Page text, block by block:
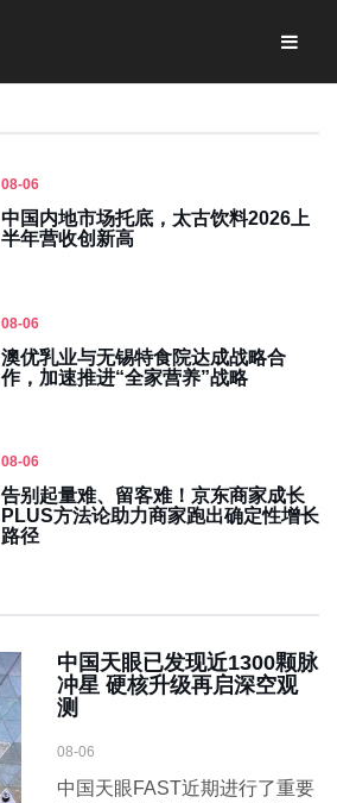
08-06
中国内地市场托底，太古饮料2026上
半年营收创新高
08-06
澳优乳业与无锡特食院达成战略合
作，加速推进“全家营养”战略
08-06
告别起量难、留客难！京东商家成长
PLUS方法论助力商家跑出确定性增长
路径
中国天眼已发现近1300颗脉
冲星 硬核升级再启深空观
测
08-06
中国天眼FAST近期进行了重要